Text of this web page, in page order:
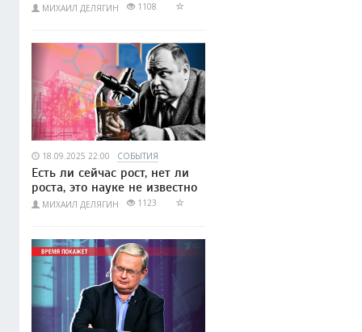
МИХАИЛ ДЕЛЯГИН 1108
18.09.2025 22:00 СОБЫТИЯ
Есть ли сейчас рост, нет ли
роста, это науке не известно
МИХАИЛ ДЕЛЯГИН 1123